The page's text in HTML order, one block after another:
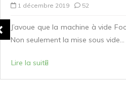
1 décembre 2019 52
J’avoue que la machine à vide
Non seulement la mise sous vide...
Lire la suite